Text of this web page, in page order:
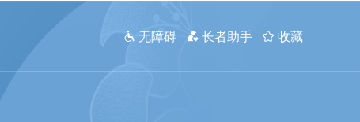
 无障碍  长者助手  收藏